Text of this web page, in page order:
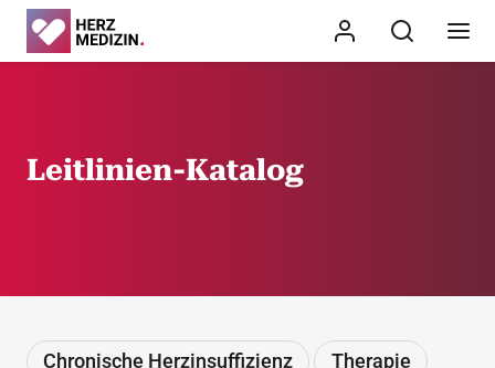
Leitlinien-Katalog
Chronische Herzinsuffizienz Therapie